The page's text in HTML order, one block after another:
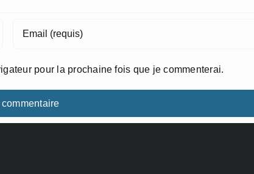
pour la prochaine fois que je commenterai.